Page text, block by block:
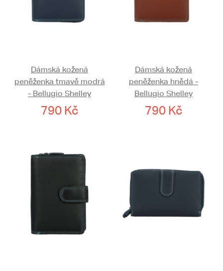
Dámská kožená
peněženka tmavě modrá
- Bellugio Shelley
790 Kč
Dámská kožená
peněženka hnědá -
Bellugio Shelley
790 Kč